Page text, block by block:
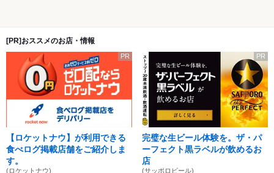
[PR]おススメのお店・情報
PR
【ロケットナウ】が利用できる
食べログ掲載店舗をご紹介しま
す。
(ロケットナウ)
PR
完璧な生ビール体験を。ザ・パ
ーフェクト黒ラベルが飲めるお
店
(サッポロビール)